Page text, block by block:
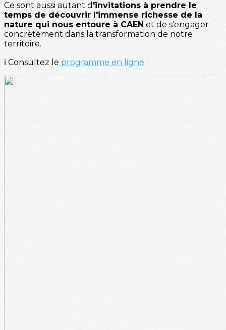
Ce sont aussi autant d 'invitations à prendre le
temps de découvrir l'immense richesse de la
nature qui nous entoure à CAEN et de s'engager
concrètement dans la transformation de notre
territoire.
ℹ️ Consultez le programme en ligne :